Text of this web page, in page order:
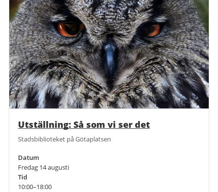
Utställning: Så som vi ser det
Stadsbiblioteket på Götaplatsen
Datum
Fredag 14 augusti
Tid
10:00–18:00